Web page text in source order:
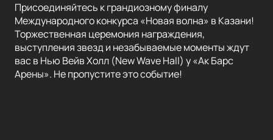
Присоединяйтесь к грандиозному финалу
Международного конкурса «Новая волна» в Казани!
Торжественная церемония награждения,
выступления звезд и незабываемые моменты ждут
вас в Нью Вейв Холл (New Wave Hall) у «Ак Барс
Арены». Не пропустите это событие!